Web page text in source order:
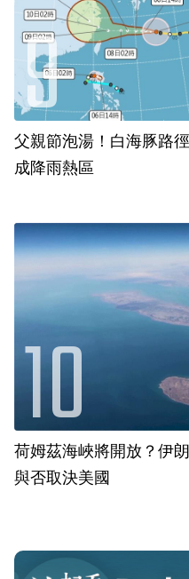
父親節泡湯！白海豚路
成降雨熱區
荷姆茲海峽將開放？伊
與否取決美國